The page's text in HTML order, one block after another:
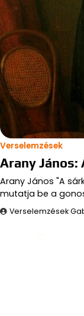
Verselemzések
Arany János:
Arany János "A
mutatja be a
Verselemzések